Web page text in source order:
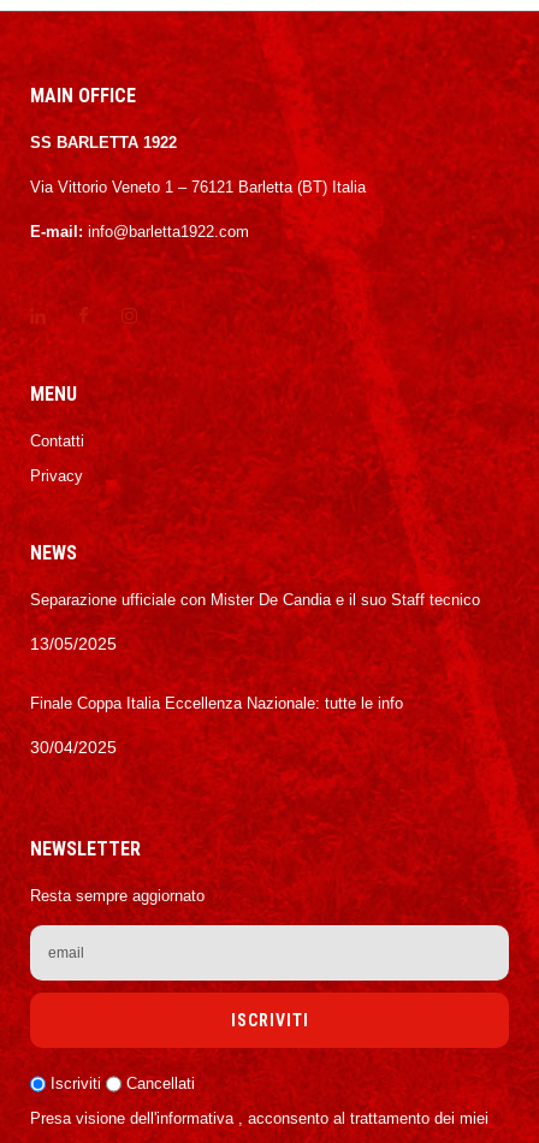
MAIN OFFICE
SS BARLETTA 1922
Via Vittorio Veneto 1 – 76121 Barletta (BT) Italia
E-mail: info@barletta1922.com
MENU
Contatti
Privacy
NEWS
Separazione ufficiale con Mister De Candia e il suo Staff tecnico
13/05/2025
Finale Coppa Italia Eccellenza Nazionale: tutte le info
30/04/2025
NEWSLETTER
Resta sempre aggiornato
Iscriviti
Cancellati
Presa visione dell'informativa , acconsento al trattamento dei miei